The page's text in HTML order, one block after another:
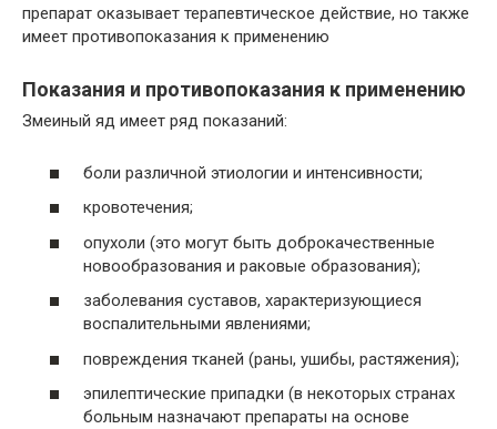
препарат оказывает терапевтическое действие, но также
имеет противопоказания к применению
Показания и противопоказания к применению
Змеиный яд имеет ряд показаний:
боли различной этиологии и интенсивности;
кровотечения;
опухоли (это могут быть доброкачественные
новообразования и раковые образования);
заболевания суставов, характеризующиеся
воспалительными явлениями;
повреждения тканей (раны, ушибы, растяжения);
эпилептические припадки (в некоторых странах
больным назначают препараты на основе